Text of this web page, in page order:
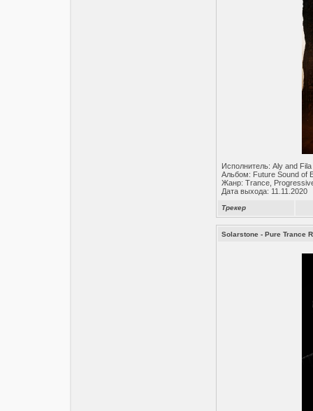
Исполнитель: Aly and Fila
Альбом: Future Sound of
Жанр: Trance,
Дата выхода: 11.11.2020
Трекер
Solarstone - Pure Trance